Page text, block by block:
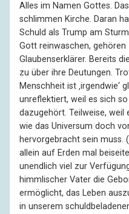
Alles im Namen Gottes.
schlimmen Kirche. Daran
Schuld als Trump am
Gott reinwaschen,
Glaubenserklärer. Bereits
zu über ihre Deutungen.
Menschheit ist ‚irgendwie‘
unreflektiert, weil es sich
dazugehört. Teilweise,
wie das Universum doch
hervorgebracht sein muss.
allein auf Erden mal
unendlich viel zur
himmlischer Vater die
ermöglicht, das Leben
in unserem